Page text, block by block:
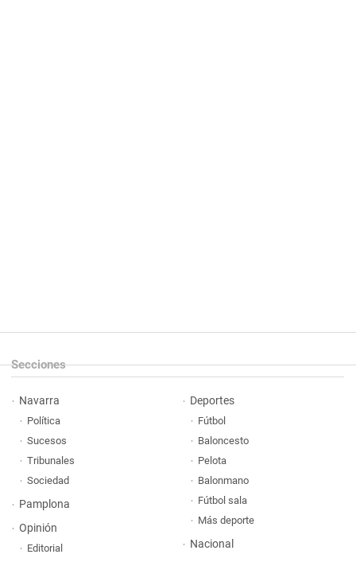
Secciones
Navarra
Política
Sucesos
Tribunales
Sociedad
Pamplona
Opinión
Editorial
Deportes
Fútbol
Baloncesto
Pelota
Balonmano
Fútbol sala
Más deporte
Nacional